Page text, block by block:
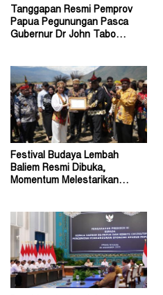
Tanggapan Resmi Pemprov
Papua Pegunungan Pasca
Gubernur Dr John Tabo
Festival Budaya Lembah
Baliem Resmi Dibuka,
Momentum Melestarikan